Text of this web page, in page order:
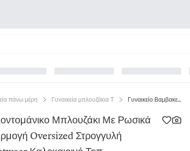
πάνω μέρη Γυναικεία μπλουζάκια T Γυναικείο Βαμβακερό Κοντομάνικο Μπλουζάκι Με Ρωσικά Γράμματα Χαλαρή Εφαρμογή Oversized Στρογγυλή Λαιμόκοψη Casual Streetwear Καλοκαιρινό Τοπ
Μπλουζάκι Με Ρωσικά
Oversized Στρογγυλή